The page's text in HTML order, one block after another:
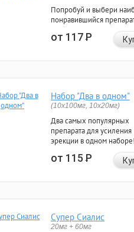
Попробуй и выбери
понравившийся
от 117Р
Набор "Два в одном"
(10x100мг, 10x20мг)
Два самых популярных
препарата для усиления
эрекции в одном наборе!
от 115Р
Супер Сиалис
20мг + 60мг